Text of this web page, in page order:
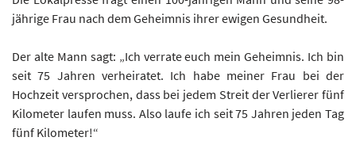
jährige Frau nach dem Geheimnis ihrer ewigen Gesundheit.
Der alte Mann sagt: „Ich verrate euch mein Geheimnis. Ich bin
seit 75 Jahren verheiratet. Ich habe meiner Frau bei der
Hochzeit versprochen, dass bei jedem Streit der Verlierer fünf
Kilometer laufen muss. Also laufe ich seit 75 Jahren jeden Tag
fünf Kilometer!“